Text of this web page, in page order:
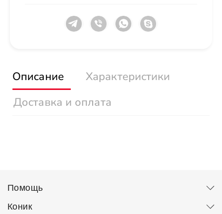
Описание
Характеристики
Доставка и оплата
Помощь
Коник